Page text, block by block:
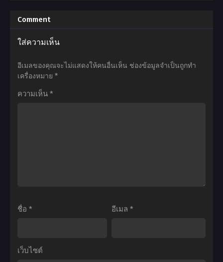
ชัย
ใน
โลก
ตอน
11
วิวัฒนาการ
ชนะ
ซับ
นิ
เมะ
Log
รวม
คน
พากย์
เมะ
ซา
Comment
ใส่ความเห็น
อีเมลของคุณจะไม่แสดงให้คนอื่นเห็น ช่องข้อมูลจำเป็นถูกทำ
เครื่องหมาย *
ความเห็น *
ชื่อ * อีเมล *
เว็บไซต์